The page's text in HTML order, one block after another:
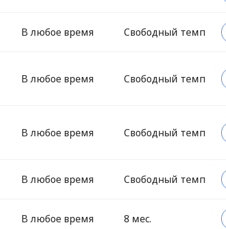
Свободный темп
В любое время
Свободный темп
В любое время
Свободный темп
В любое время
Свободный темп
В любое время
8 мес.
В любое время